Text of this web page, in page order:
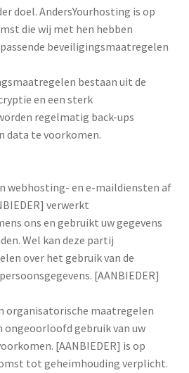
doel. AndersYourhosting is op
die wij met hen hebben
beveiligingsmaatregelen
bestaan uit de
en een sterk
regelmatig back-ups
data te voorkomen.
webhosting- en e-maildiensten af
verwerkt
ons en gebruikt uw gegevens
Wel kan deze partij
over het gebruik van de
[AANBIEDER]
organisatorische maatregelen
ongeoorloofd gebruik van uw
[AANBIEDER] is op
tot geheimhouding verplicht.